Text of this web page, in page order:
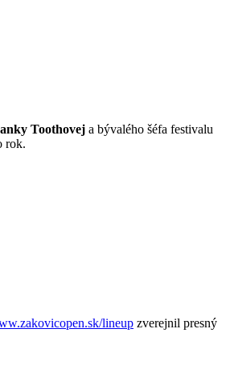
Toothovej a bývalého šéfa festivalu
rok.
lineup zverejnil presný